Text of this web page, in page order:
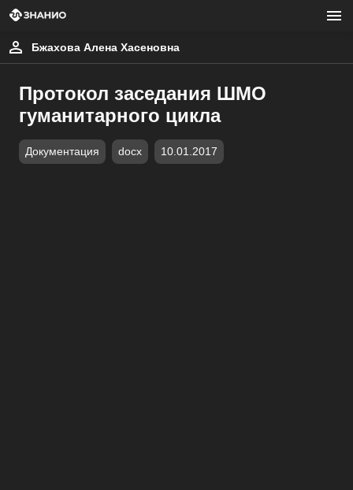
Бжахова Алена Хасеновна
Протокол заседания ШМО
гуманитарного цикла
Документация docx 10.01.2017